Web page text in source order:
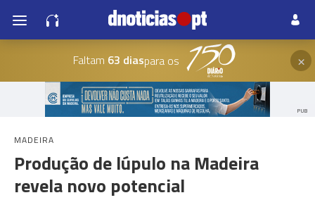
Faltam 63 diaspara os ×
PUB
MADEIRA
Produção de lúpulo na Madeira
revela novo potencial